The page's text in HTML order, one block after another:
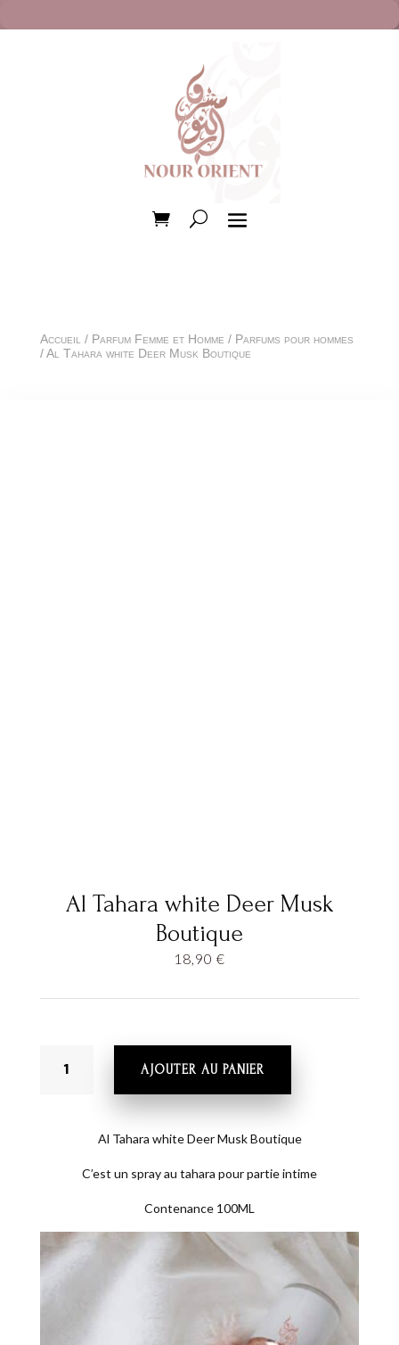
Accueil / Parfum Femme et Homme / Parfums pour hommes
/ Al Tahara white Deer Musk Boutique
Al Tahara white Deer Musk
Boutique
18,90 €
AJOUTER AU PANIER
Al Tahara white Deer Musk Boutique
C’est un spray au tahara pour partie intime
Contenance 100ML